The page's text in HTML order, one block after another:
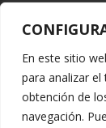
En este sitio
para analizar
obtención de
navegación.